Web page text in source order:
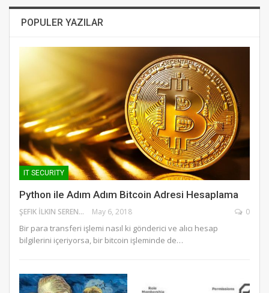
POPULER YAZILAR
IT SECURITY
Python ile Adım Adım Bitcoin Adresi Hesaplama
ŞEFIK İLKIN SERENGIL May 6, 2018 0
Bir para transferi işlemi nasıl ki gönderici ve alıcı hesap
bilgilerini içeriyorsa, bir bitcoin işleminde de…